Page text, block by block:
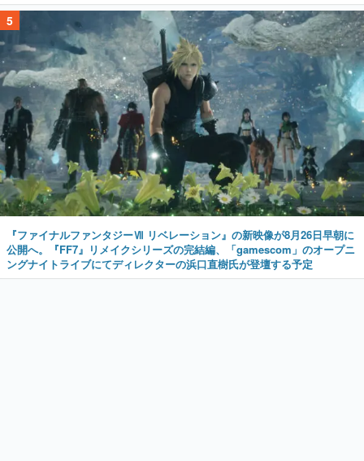
5
『ファイナルファンタジーⅦ リベレーション』の新映像が8月26日早朝に
公開へ。『FF7』リメイクシリーズの完結編、「gamescom」のオープニ
ングナイトライブにてディレクターの浜口直樹氏が登壇する予定